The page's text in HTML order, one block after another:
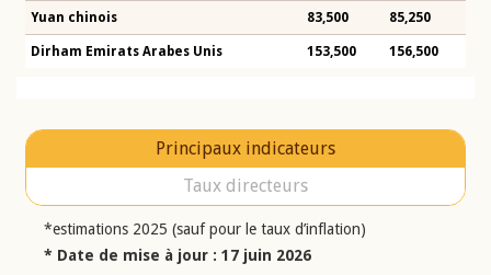
Yuan chinois 83,500 85,250
Dirham Emirats Arabes Unis 153,500 156,500
Principaux indicateurs
Taux directeurs
*estimations 2025 (sauf pour le taux d’inflation)
* Date de mise à jour : 17 juin 2026